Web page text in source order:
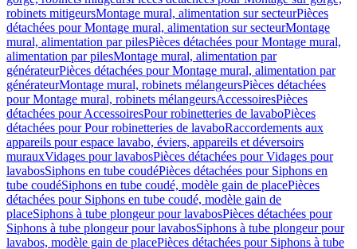
robinets mitigeursMontage mural, alimentation sur secteurPièces
détachées pour Montage mural, alimentation sur secteurMontage
mural, alimentation par pilesPièces détachées pour Montage mural,
alimentation par pilesMontage mural, alimentation par
générateurPièces détachées pour Montage mural, alimentation par
générateurMontage mural, robinets mélangeursPièces détachées
pour Montage mural, robinets mélangeursAccessoiresPièces
détachées pour AccessoiresPour robinetteries de lavaboPièces
détachées pour Pour robinetteries de lavaboRaccordements aux
appareils pour espace lavabo, éviers, appareils et déversoirs
murauxVidages pour lavabosPièces détachées pour Vidages pour
lavabosSiphons en tube coudéPièces détachées pour Siphons en
tube coudéSiphons en tube coudé, modèle gain de placePièces
détachées pour Siphons en tube coudé, modèle gain de
placeSiphons à tube plongeur pour lavabosPièces détachées pour
Siphons à tube plongeur pour lavabosSiphons à tube plongeur pour
lavabos, modèle gain de placePièces détachées pour Siphons à tube